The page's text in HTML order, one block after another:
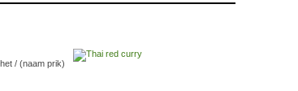
/ (naam prik)